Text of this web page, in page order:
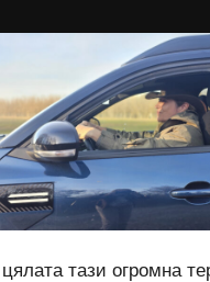
тази огромна